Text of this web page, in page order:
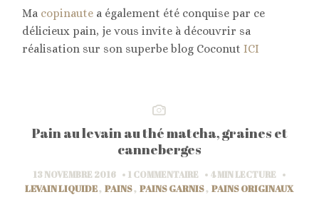
Ma copinaute a également été conquise par ce
délicieux pain, je vous invite à découvrir sa
réalisation sur son superbe blog Coconut ICI
Pain au levain au thé matcha, graines et
canneberges
13 NOVEMBRE 2016 1 COMMENTAIRE 4 MINLECTURE
LEVAIN LIQUIDE, PAINS, PAINS GARNIS, PAINS ORIGINAUX